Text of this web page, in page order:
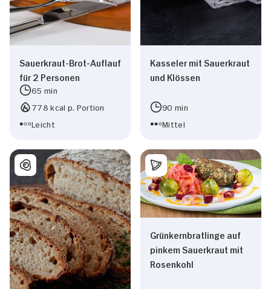
Zustimmung Details Über Cookies
Sauerkraut-Brot-Auflauf
für 2 Personen
65 min
778 kcal p. Portion
Leicht
Kasseler mit Sauerkraut
und Klössen
90 min
Mittel
Grünkernbratlinge auf
pinkem Sauerkraut mit
Rosenkohl